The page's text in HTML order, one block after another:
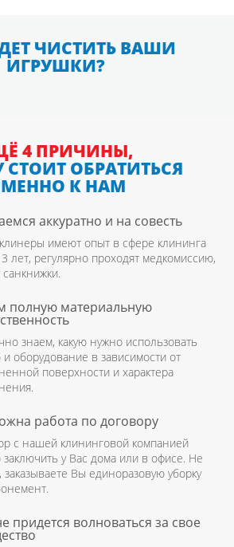
ЧИСТИТЬ ВАШИ
ИГРУШКИ?
4 ПРИЧИНЫ,
ОБРАТИТЬСЯ
К НАМ
аккуратно и на совесть
имеют опыт в сфере клининга
лет, регулярно проходят медкомиссию,
полную материальную
знаем, какую нужно использовать
оборудование в зависимости от
поверхности и характера
работа по договору
с нашей клининговой компанией
у Вас дома или в офисе. Не
заказываете Вы единоразовую уборку
придется волноваться за свое